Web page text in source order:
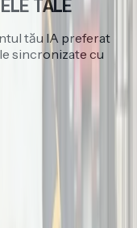
tău IA preferat
sincronizate cu